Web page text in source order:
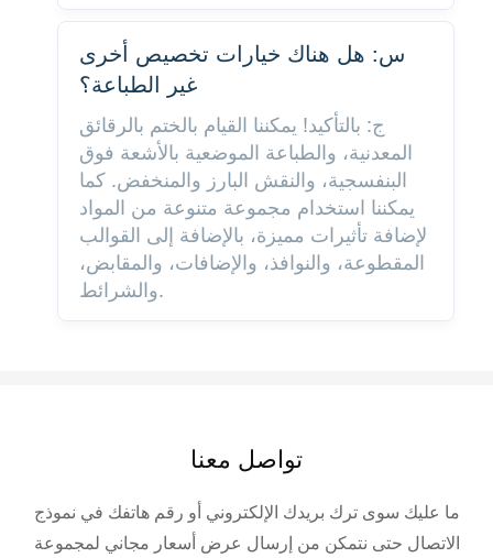
س: هل هناك خيارات تخصيص أخرى
غير الطباعة؟
ج: بالتأكيد! يمكننا القيام بالختم بالرقائق
المعدنية، والطباعة الموضعية بالأشعة فوق
البنفسجية، والنقش البارز والمنخفض. كما
يمكننا استخدام مجموعة متنوعة من المواد
لإضافة تأثيرات مميزة، بالإضافة إلى القوالب
المقطوعة، والنوافذ، والإضافات، والمقابض،
والشرائط.
تواصل معنا
ما عليك سوى ترك بريدك الإلكتروني أو رقم هاتفك في نموذج
الاتصال حتى نتمكن من إرسال عرض أسعار مجاني لمجموعة